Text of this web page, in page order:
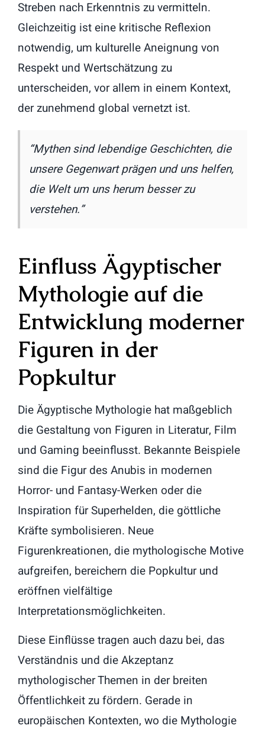
Streben nach Erkenntnis zu vermitteln.
Gleichzeitig ist eine kritische Reflexion
notwendig, um kulturelle Aneignung von
Respekt und Wertschätzung zu
unterscheiden, vor allem in einem Kontext,
der zunehmend global vernetzt ist.
“Mythen sind lebendige Geschichten, die
unsere Gegenwart prägen und uns helfen,
die Welt um uns herum besser zu
verstehen.”
Einfluss Ägyptischer
Mythologie auf die
Entwicklung moderner
Figuren in der
Popkultur
Die Ägyptische Mythologie hat maßgeblich
die Gestaltung von Figuren in Literatur, Film
und Gaming beeinflusst. Bekannte Beispiele
sind die Figur des Anubis in modernen
Horror- und Fantasy-Werken oder die
Inspiration für Superhelden, die göttliche
Kräfte symbolisieren. Neue
Figurenkreationen, die mythologische Motive
aufgreifen, bereichern die Popkultur und
eröffnen vielfältige
Interpretationsmöglichkeiten.
Diese Einflüsse tragen auch dazu bei, das
Verständnis und die Akzeptanz
mythologischer Themen in der breiten
Öffentlichkeit zu fördern. Gerade in
europäischen Kontexten, wo die Mythologie